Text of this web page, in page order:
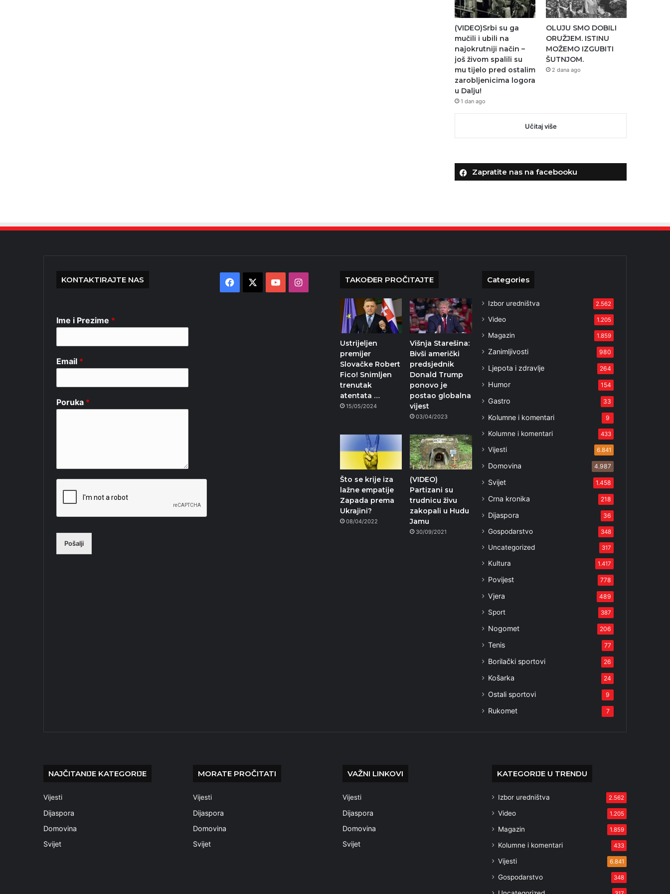
(VIDEO)Srbi su ga
mučili i ubili na
najokrutniji način –
još živom spalili su
mu tijelo pred ostalim
zarobljenicima logora
u Dalju!
1 dan ago
OLUJU SMO DOBILI
ORUŽJEM. ISTINU
MOŽEMO IZGUBITI
ŠUTNJOM.
2 dana ago
Učitaj više
Zapratite nas na facebooku
KONTAKTIRAJTE NAS
Ime i Prezime *
Email *
Poruka *
Pošalji
Facebook YouTubeInstagram TAKOĐER PROČITAJTE
Ustrijeljen
premijer
Slovačke Robert
Fico! Snimljen
trenutak
atentata …
15/05/2024
Višnja Starešina:
Bivši američki
predsjednik
Donald Trump
ponovo je
postao globalna
vijest
03/04/2023
Što se krije iza
lažne empatije
Zapada prema
Ukrajini?
08/04/2022
(VIDEO)
Partizani su
trudnicu živu
zakopali u Hudu
Jamu
30/09/2021
Categories
Izbor uredništva 2.562
Video 1.205
Magazin 1.859
Zanimljivosti 980
Ljepota i zdravlje 264
Humor 154
Gastro 33
Kolumne i komentari 9
Kolumne i komentari 433
Vijesti 6.841
Domovina 4.987
Svijet 1.458
Crna kronika 218
Dijaspora 36
Gospodarstvo 348
Uncategorized 317
Kultura 1.417
Povijest 778
Vjera 489
Sport 387
Nogomet 206
Tenis 77
Borilački sportovi 26
Košarka 24
Ostali sportovi 9
Rukomet 7
NAJČITANIJE KATEGORIJE
Vijesti
Dijaspora
Domovina
Svijet
MORATE PROČITATI
Vijesti
Dijaspora
Domovina
Svijet
VAŽNI LINKOVI
Vijesti
Dijaspora
Domovina
Svijet
KATEGORIJE U TRENDU
Izbor uredništva 2.562
Video 1.205
Magazin 1.859
Kolumne i komentari 433
Vijesti 6.841
Gospodarstvo 348